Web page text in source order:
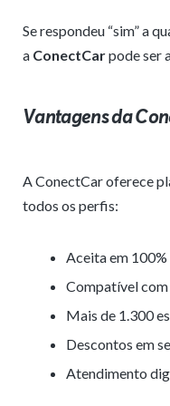
Se respondeu “sim” a
a ConectCarpode ser
Vantagens da
A ConectCar oferece
todos os perfis:
Aceita em
Compatível
Mais de 1.300
Descontos em
Atendimento